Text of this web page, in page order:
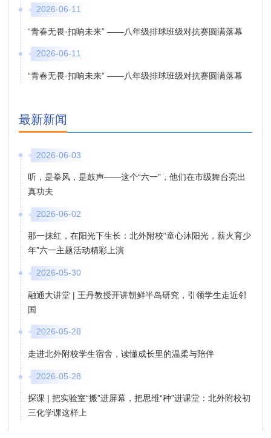
2026-06-11
“青春无畏·扣响未来” ——八年级排球班级对抗赛圆满落幕
2026-06-11
“青春无畏·扣响未来” ——八年级排球班级对抗赛圆满落幕
最新新闻
2026-06-03
听，是拳风，是鼓声——这个“六一”，他们在市级舞台亮出
真功夫
2026-06-02
那一抹红，在阳光下生长：北外附校“童心沐阳光，薪火育少
年”六一主题活动精彩上演
2026-05-30
融通大讲堂 | 王丹教授开讲朝鲜半岛研究，引领学生走近邻
国
2026-05-28
走进北外附校学生宿舍，读懂成长里的温柔与陪伴
2026-05-28
探课 | 把实验室“搬”进屏幕，把思维“种”进课堂：北外附校初
三化学课这样上